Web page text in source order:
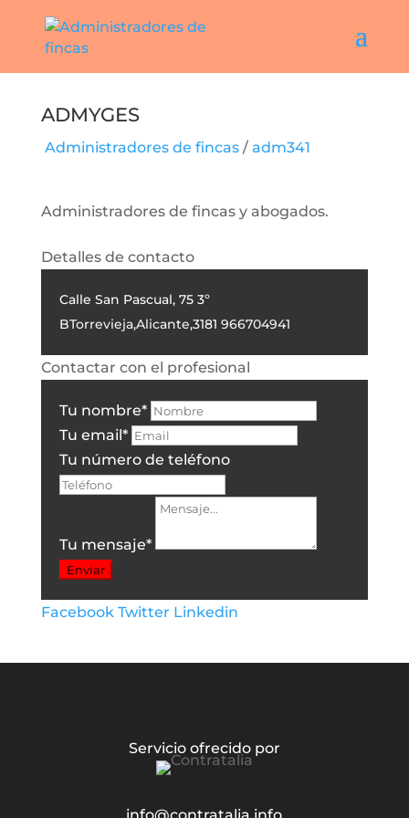
Admyges
Administradores de fincas/ adm341
Administradores de fincas y abogados.
Detalles de contacto
Calle San Pascual, 75 3º
BTorrevieja,Alicante,3181 966704941
Contactar con el profesional
Tu nombre*
Tu email*
Tu número de teléfono
Tu mensaje*
Enviar
Facebook Twitter Linkedin
Servicio ofrecido por